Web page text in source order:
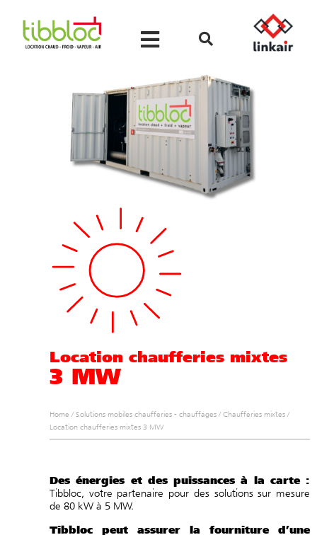
Location chaufferies mixtes
3 MW
Home / Solutions mobiles chaufferies - chauffages / Chaufferies mixtes /
Location chaufferies mixtes 3 MW
Des énergies et des puissances à la carte :
Tibbloc, votre partenaire pour des solutions sur mesure
de 80 kW à 5 MW.
Tibbloc peut assurer la fourniture d’une